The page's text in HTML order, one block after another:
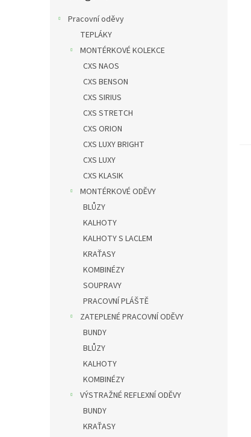
Pracovní oděvy
TEPLÁKY
MONTÉRKOVÉ KOLEKCE
CXS NAOS
CXS BENSON
CXS SIRIUS
CXS STRETCH
CXS ORION
CXS LUXY BRIGHT
CXS LUXY
CXS KLASIK
MONTÉRKOVÉ ODĚVY
BLŮZY
KALHOTY
KALHOTY S LACLEM
KRAŤASY
KOMBINÉZY
SOUPRAVY
PRACOVNÍ PLÁŠTĚ
ZATEPLENÉ PRACOVNÍ ODĚVY
BUNDY
BLŮZY
KALHOTY
KOMBINÉZY
VÝSTRAŽNÉ REFLEXNÍ ODĚVY
BUNDY
KRAŤASY